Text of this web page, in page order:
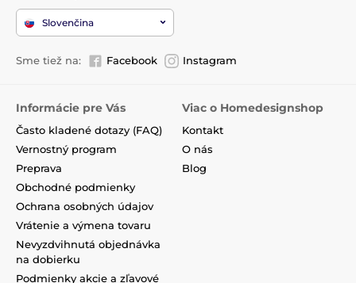
Slovenčina
Sme tiež na: Facebook Instagram
Informácie pre Vás
Často kladené dotazy (FAQ)
Vernostný program
Preprava
Obchodné podmienky
Ochrana osobných údajov
Vrátenie a výmena tovaru
Nevyzdvihnutá objednávka
na dobierku
Podmienky akcie a zľavové
Viac o Homedesignshop
Kontakt
O nás
Blog